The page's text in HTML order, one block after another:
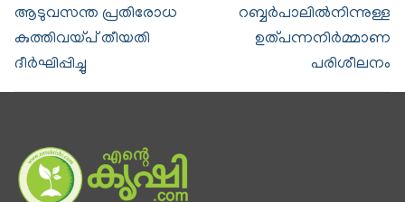
ആടുവസന്ത പ്രതിരോധ
കുത്തിവയ്പ് തീയതി
ദീര്‍ഘിപ്പിച്ചു
റബ്ബര്‍പാലില്‍നിന്നുള്ള
ഉത്പന്നനിര്‍മ്മാണ
പരിശീലനം